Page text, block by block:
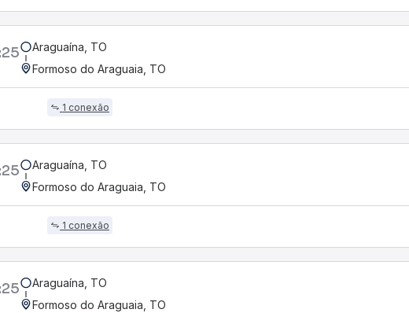
Araguaína, TO
Formoso do Araguaia, TO
1 conexão
Araguaína, TO
Formoso do Araguaia, TO
1 conexão
Araguaína, TO
Formoso do Araguaia, TO